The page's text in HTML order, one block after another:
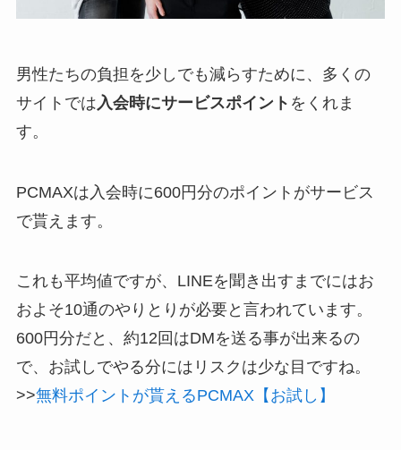
男性たちの負担を少しでも減らすために、多くの
サイトでは 入会時にサービスポイント をくれま
す。
PCMAXは入会時に600円分のポイントがサービス
で貰えます。
これも平均値ですが、 LINEを聞き出すまでにはお
およそ10通のやりとりが必要と言われています。
600円分だと、約12回はDMを送る事が出来るの
で、お試しでやる分にはリスクは少な目ですね。
>>無料ポイントが貰えるPCMAX【お試し】